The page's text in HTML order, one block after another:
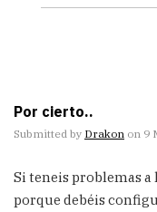
Por cierto..
Submitted by Drakon on 9
Si teneis problemas a
porque debéis